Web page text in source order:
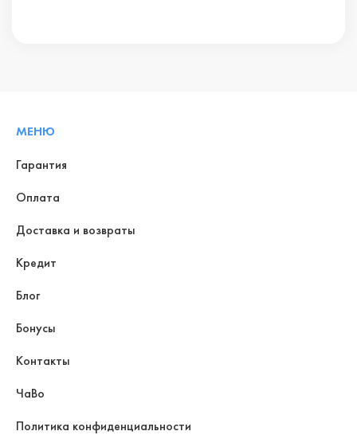
МЕНЮ
Гарантия
Оплата
Доставка и возвраты
Кредит
Блог
Бонусы
Контакты
ЧаВо
Политика конфиденциальности